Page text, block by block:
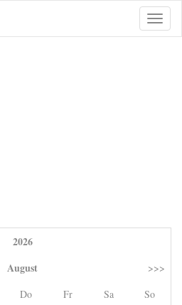
Toggle
2026
August
>>>
Do Fr Sa
So